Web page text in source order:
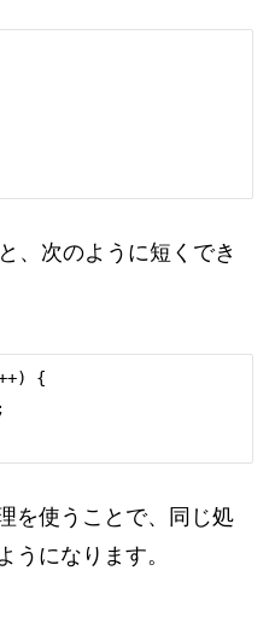
、次のように短くでき
{
を使うことで、同じ処
うになります。